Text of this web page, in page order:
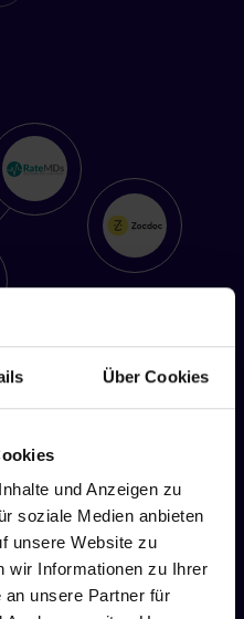
Über Cookies
und Anzeigen zu
soziale Medien anbieten
unsere Website zu
wir Informationen zu Ihrer
an unsere Partner für
& Orte